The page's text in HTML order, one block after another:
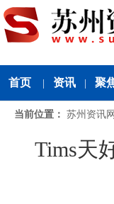
首页 资讯 聚
当前位置： 苏州资讯网
Tims天